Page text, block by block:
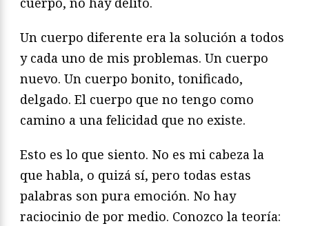
Un cuerpo diferente era la solución a todos
y cada uno de mis problemas. Un cuerpo
nuevo. Un cuerpo bonito, tonificado,
delgado. El cuerpo que no tengo como
camino a una felicidad que no existe.
Esto es lo que siento. No es mi cabeza la
que habla, o quizá sí, pero todas estas
palabras son pura emoción. No hay
raciocinio de por medio. Conozco la teoría: